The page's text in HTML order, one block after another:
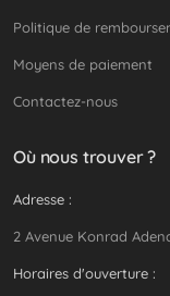
Politique de
Moyens de paiement
Contactez-nous
Où nous trouver ?
Adresse :
2 Avenue Konrad
Horaires d'ouverture :